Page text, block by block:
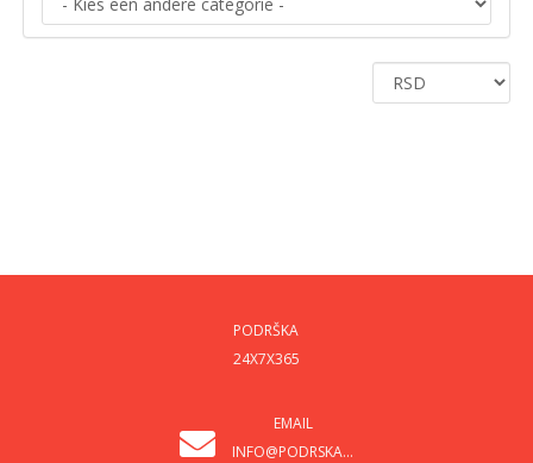
PODRŠKA
24X7X365
EMAIL
INFO@PODRSKA...